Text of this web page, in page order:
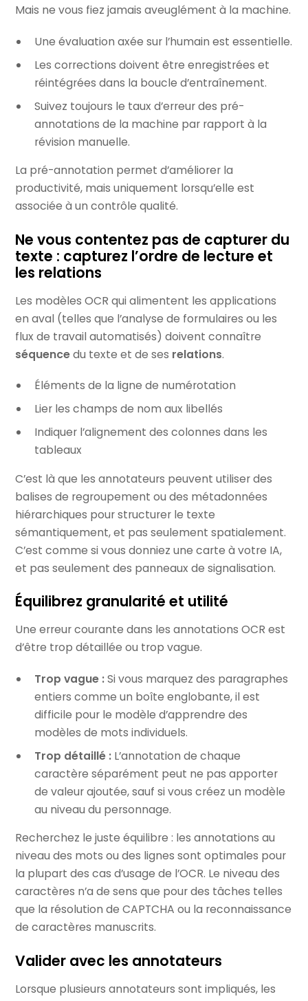
Mais ne vous fiez jamais aveuglément à la machine.
Une évaluation axée sur l’humain est essentielle.
Les corrections doivent être enregistrées et
réintégrées dans la boucle d’entraînement.
Suivez toujours le taux d’erreur des pré-
annotations de la machine par rapport à la
révision manuelle.
La pré-annotation permet d’améliorer la
productivité, mais uniquement lorsqu’elle est
associée à un contrôle qualité.
Ne vous contentez pas de capturer du
texte : capturez l’ordre de lecture et
les relations
Les modèles OCR qui alimentent les applications
en aval (telles que l’analyse de formulaires ou les
flux de travail automatisés) doivent connaître
séquencedu texte et de ses relations.
Éléments de la ligne de numérotation
Lier les champs de nom aux libellés
Indiquer l’alignement des colonnes dans les
tableaux
C’est là que les annotateurs peuvent utiliser des
balises de regroupement ou des métadonnées
hiérarchiques pour structurer le texte
sémantiquement, et pas seulement spatialement.
C’est comme si vous donniez une carte à votre IA,
et pas seulement des panneaux de signalisation.
Équilibrez granularité et utilité
Une erreur courante dans les annotations OCR est
d’être trop détaillée ou trop vague.
Trop vague :Si vous marquez des paragraphes
entiers comme un boîte englobante, il est
difficile pour le modèle d’apprendre des
modèles de mots individuels.
Trop détaillé :L’annotation de chaque
caractère séparément peut ne pas apporter
de valeur ajoutée, sauf si vous créez un modèle
au niveau du personnage.
Recherchez le juste équilibre : les annotations au
niveau des mots ou des lignes sont optimales pour
la plupart des cas d’usage de l’OCR. Le niveau des
caractères n’a de sens que pour des tâches telles
que la résolution de CAPTCHA ou la reconnaissance
de caractères manuscrits.
Valider avec les annotateurs
Lorsque plusieurs annotateurs sont impliqués, les